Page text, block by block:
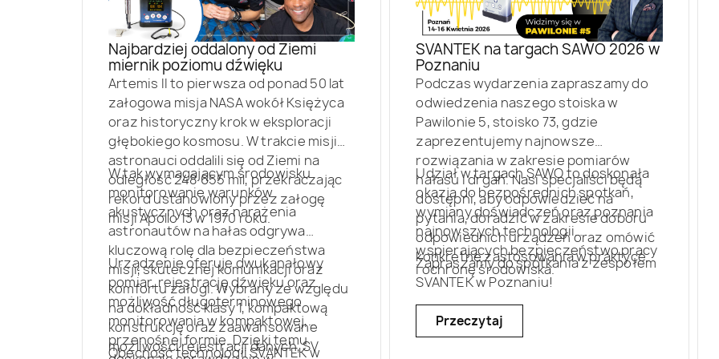
Najbardziej oddalony od Ziemi
miernik poziomu dźwięku
Artemis II to pierwsza od ponad 50 lat
załogowa misja NASA wokół Księżyca
oraz historyczny krok w eksploracji
głębokiego kosmosu. W trakcie misji
astronauci oddalili się od Ziemi na
odległość 248 655 mil, przekraczając
rekord ustanowiony przez załogę
misji Apollo 13 w 1970 roku.
W tak wymagającym środowisku
monitorowanie warunków
akustycznych oraz narażenia
astronautów na hałas odgrywa
kluczową rolę dla bezpieczeństwa
misji, skutecznej komunikacji oraz
komfortu załogi. Wybrany ze względu
na dokładność klasy 1, kompaktową
konstrukcję oraz zaawansowane
możliwości rejestracji danych, SV
Urządzenie oferuje dwukanałowy
pomiar, rejestrację dźwięku oraz
możliwość długoterminowego
monitorowania w kompaktowej,
przenośnej formie. Dzięki temu
Obecność technologii SVANTEK w
SVANTEK na targach SAWO 2026 w
Poznaniu
Podczas wydarzenia zapraszamy do
odwiedzenia naszego stoiska w
Pawilonie 5, stoisko 73, gdzie
zaprezentujemy najnowsze
rozwiązania w zakresie pomiarów
hałasu i drgań. Nasi specjaliści będą
dostępni, aby odpowiedzieć na
pytania, doradzić w zakresie doboru
odpowiednich urządzeń oraz omówić
konkretne zastosowania w praktyce.
Udział w targach SAWO to doskonała
okazja do bezpośrednich spotkań,
wymiany doświadczeń oraz poznania
najnowszych technologii
wspierających bezpieczeństwo pracy
i ochronę środowiska.
Zapraszamy do spotkania z zespołem
SVANTEK w Poznaniu!
Przeczytaj